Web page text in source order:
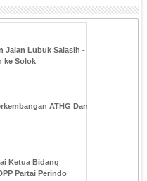
Jalan Lubuk Salasih -
ke Solok
ATHG Dan
Ketua Bidang
Partai Perindo